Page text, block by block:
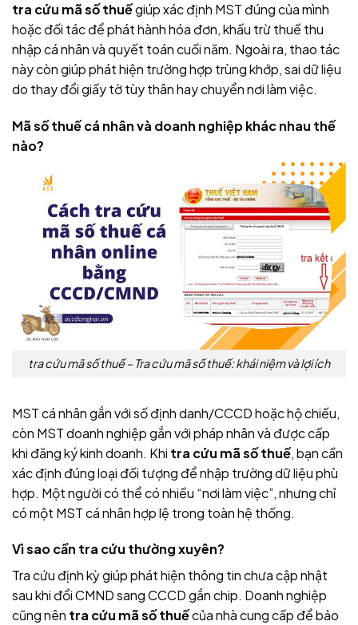
tra cứu mã số thuếgiúp xác định MST đúng của mình
hoặc đối tác để phát hành hóa đơn, khấu trừ thuế thu
nhập cá nhân và quyết toán cuối năm. Ngoài ra, thao tác
này còn giúp phát hiện trường hợp trùng khớp, sai dữ liệu
do thay đổi giấy tờ tùy thân hay chuyển nơi làm việc.
Mã số thuế cá nhân và doanh nghiệp khác nhau thế
nào?
tra cứu mã số thuế – Tra cứu mã số thuế: khái niệm và lợi ích
MST cá nhân gắn với số định danh/CCCD hoặc hộ chiếu,
còn MST doanh nghiệp gắn với pháp nhân và được cấp
khi đăng ký kinh doanh. Khi tra cứu mã số thuế, bạn cần
xác định đúng loại đối tượng để nhập trường dữ liệu phù
hợp. Một người có thể có nhiều “nơi làm việc”, nhưng chỉ
có một MST cá nhân hợp lệ trong toàn hệ thống.
Vì sao cần tra cứu thường xuyên?
Tra cứu định kỳ giúp phát hiện thông tin chưa cập nhật
sau khi đổi CMND sang CCCD gắn chip. Doanh nghiệp
cũng nên tra cứu mã số thuếcủa nhà cung cấp để bảo